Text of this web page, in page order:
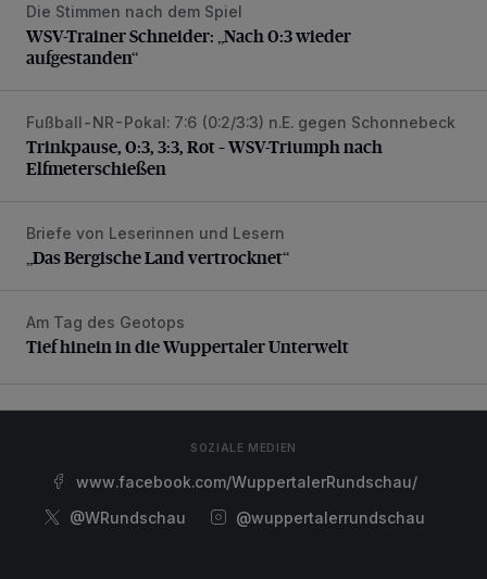
WSV-Trainer Schneider: „Nach 0:3 wieder aufgestanden“
Die Stimmen nach dem Spiel
WSV-Trainer Schneider: „Nach 0:3 wieder
aufgestanden“
Trinkpause, 0:3, 3:3, Rot – WSV-Triumph nach
Fußball-NR-Pokal: 7:6 (0:2/3:3) n.E. gegen Schonnebeck
Trinkpause, 0:3, 3:3, Rot – WSV-Triumph nach
Elfmeterschießen
„Das Bergische Land vertrocknet“
Briefe von Leserinnen und Lesern
„Das Bergische Land vertrocknet“
Tief hinein in die Wuppertaler Unterwelt
Am Tag des Geotops
Tief hinein in die Wuppertaler Unterwelt
SOZIALE MEDIEN
www.facebook.com/WuppertalerRundschau/
@WRundschau
@wuppertalerrundschau